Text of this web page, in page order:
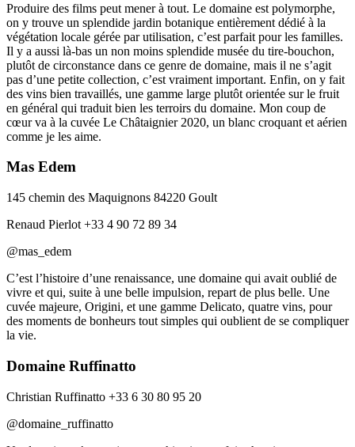
Produire des films peut mener à tout. Le domaine est polymorphe,
on y trouve un splendide jardin botanique entièrement dédié à la
végétation locale gérée par utilisation, c’est parfait pour les familles.
Il y a aussi là-bas un non moins splendide musée du tire-bouchon,
plutôt de circonstance dans ce genre de domaine, mais il ne s’agit
pas d’une petite collection, c’est vraiment important. Enfin, on y fait
des vins bien travaillés, une gamme large plutôt orientée sur le fruit
en général qui traduit bien les terroirs du domaine. Mon coup de
cœur va à la cuvée Le Châtaignier 2020, un blanc croquant et aérien
comme je les aime.
Mas Edem
145 chemin des Maquignons 84220 Goult
Renaud Pierlot +33 4 90 72 89 34
@mas_edem
C’est l’histoire d’une renaissance, une domaine qui avait oublié de
vivre et qui, suite à une belle impulsion, repart de plus belle. Une
cuvée majeure, Origini, et une gamme Delicato, quatre vins, pour
des moments de bonheurs tout simples qui oublient de se compliquer
la vie.
Domaine Ruffinatto
Christian Ruffinatto +33 6 30 80 95 20
@domaine_ruffinatto